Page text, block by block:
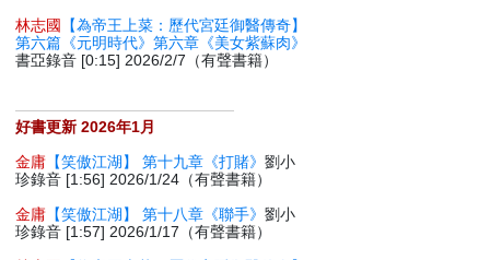
林志國
【為帝王上菜：歷代宮廷御醫傳奇】
第六篇《元明時代》第六章《美女紫蘇肉》
書亞錄音 [0:15] 2026/2/7（有聲書籍）
好書更新 2026年1月
金庸 【笑傲江湖】 第十九章《打賭》劉小
珍錄音 [1:56] 2026/1/24（有聲書籍）
金庸 【笑傲江湖】 第十八章《聯手》劉小
珍錄音 [1:57] 2026/1/17（有聲書籍）